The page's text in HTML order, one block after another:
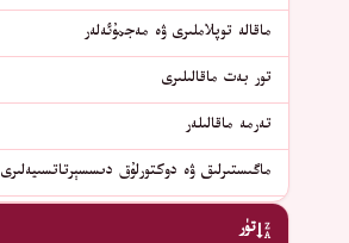
ماقالە توپلاملىرى ۋە مەجمۇئەلەر
تور بەت ماقالىلىرى
تەرمە ماقالىلەر
ماگىستىرلىق ۋە دوكتورلۇق دىسسېرتاتسىيەلىرى
تۈر